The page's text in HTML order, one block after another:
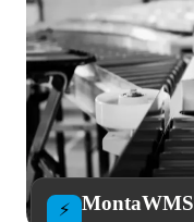
⚡ MontaWMS